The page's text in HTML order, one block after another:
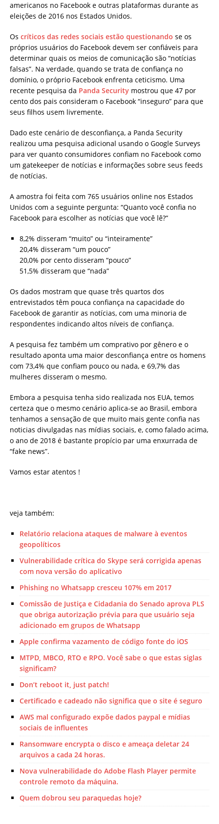
americanos no Facebook e outras plataformas durante as
eleições de 2016 nos Estados Unidos.
Os críticos das redes sociais estão questionando se os
próprios usuários do Facebook devem ser confiáveis ​​para
determinar quais os meios de comunicação são “notícias
falsas”. Na verdade, quando se trata de confiança no
domínio, o próprio Facebook enfrenta ceticismo. Uma
recente pesquisa da Panda Security mostrou que 47 por
cento dos pais consideram o Facebook “inseguro” para que
seus filhos usem livremente.
Dado este cenário de desconfiança, a Panda Security
realizou uma pesquisa adicional usando o Google Surveys
para ver quanto consumidores confiam no Facebook como
um gatekeeper de notícias e informações sobre seus feeds
de notícias.
A amostra foi feita com 765 usuários online nos Estados
Unidos com a seguinte pergunta: “Quanto você confia no
Facebook para escolher as notícias que você lê?”
8,2% disseram “muito” ou “inteiramente”
20,4% disseram “um pouco”
20,0% por cento disseram “pouco”
51,5% disseram que “nada”
Os dados mostram que quase três quartos dos
entrevistados têm pouca confiança na capacidade do
Facebook de garantir as notícias, com uma minoria de
respondentes indicando altos níveis de confiança.
A pesquisa fez também um comprativo por gênero e o
resultado aponta uma maior desconfiança entre os homens
com 73,4% que confiam pouco ou nada, e 69,7% das
mulheres disseram o mesmo.
Embora a pesquisa tenha sido realizada nos EUA, temos
certeza que o mesmo cenário aplica-se ao Brasil, embora
tenhamos a sensação de que muito mais gente confia nas
noticias divulgadas nas mídias sociais, e, como falado acima,
o ano de 2018 é bastante propício par uma enxurrada de
“fake news”.
Vamos estar atentos !
veja também:
Relatório relaciona ataques de malware à eventos
geopolíticos
Vulnerabilidade crítica do Skype será corrigida apenas
com nova versão do aplicativo
Phishing no Whatsapp cresceu 107% em 2017
Comissão de Justiça e Cidadania do Senado aprova PLS
que obriga autorização prévia para que usuário seja
adicionado em grupos de Whatsapp
Apple confirma vazamento de código fonte do iOS
MTPD, MBCO, RTO e RPO. Você sabe o que estas siglas
significam?
Don’t reboot it, just patch!
Certificado e cadeado não significa que o site é seguro
AWS mal configurado expõe dados paypal e mídias
sociais de influentes
Ransomware encrypta o disco e ameaça deletar 24
arquivos a cada 24 horas.
Nova vulnerabilidade do Adobe Flash Player permite
controle remoto da máquina.
Quem dobrou seu paraquedas hoje?